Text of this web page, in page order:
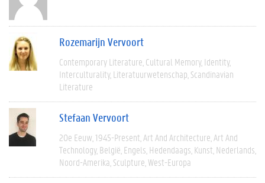
Rozemarijn Vervoort
Contemporary Literature Cultural Memory Identity
Interculturality Literatuurwetenschap Scandinavian
Literature
Stefaan Vervoort
20e Eeuw 1945-Present Art And Architecture Art And
Technology België Engels Hedendaags Kunst Nederlands
Noord-Amerika Sculpture West-Europa